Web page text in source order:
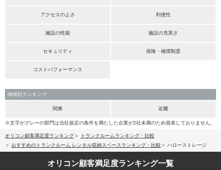
アクセスのよさ 利便性
施設の性能 施設の充実さ
セキュリティ 保険・補償制度
コストパフォーマンス
地域別ランキング
関東 近畿
※文字がグレーの部門は当社規定の条件を満たした企業が2社未満のため発表しておりません。
オリコン顧客満足度ランキング
トランクルームランキング・比較
おすすめのトランクルーム レンタル収納スペースランキング・比較
ハローストレージ
オリコン顧客満足度ランキング一覧